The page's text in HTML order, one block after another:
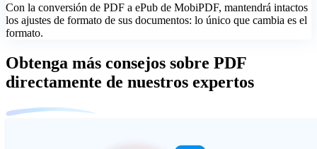
Con la conversión de PDF a ePub de MobiPDF, mantendrá intactos
los ajustes de formato de sus documentos: lo único que cambia es el
formato.
Obtenga más consejos sobre PDF
directamente de nuestros expertos